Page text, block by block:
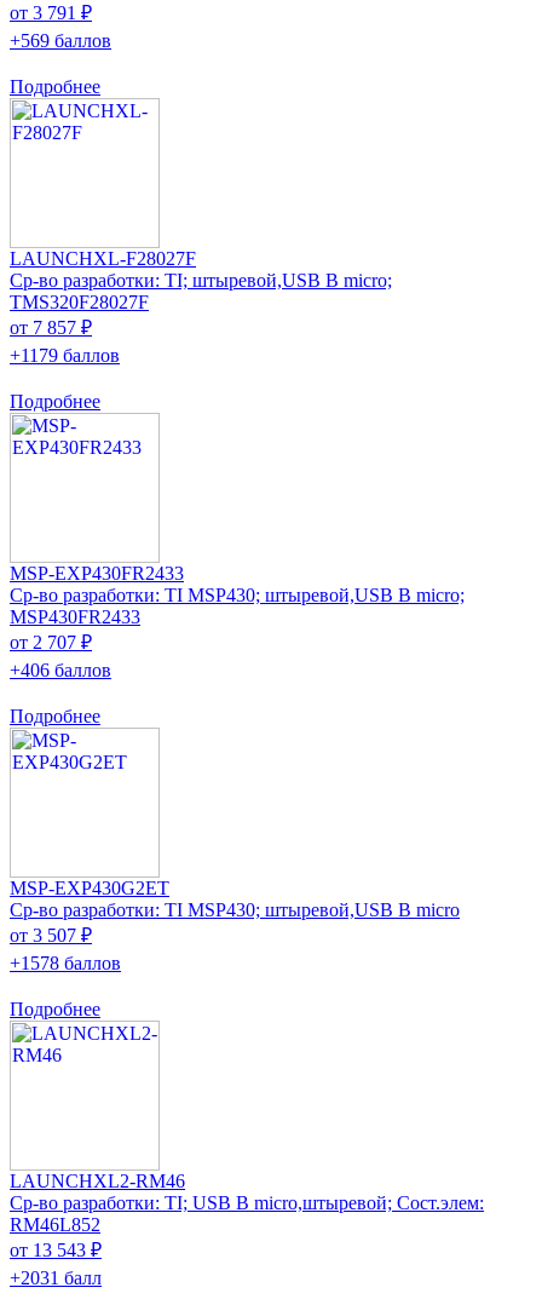
от 3 791 ₽
+569 баллов
Подробнее
LAUNCHXL-F28027F
Ср-во разработки: TI; штыревой,USB B micro;
TMS320F28027F
от 7 857 ₽
+1179 баллов
Подробнее
MSP-EXP430FR2433
Ср-во разработки: TI MSP430; штыревой,USB B micro;
MSP430FR2433
от 2 707 ₽
+406 баллов
Подробнее
MSP-EXP430G2ET
Ср-во разработки: TI MSP430; штыревой,USB B micro
от 3 507 ₽
+1578 баллов
Подробнее
LAUNCHXL2-RM46
Ср-во разработки: TI; USB B micro,штыревой; Сост.элем:
RM46L852
от 13 543 ₽
+2031 балл